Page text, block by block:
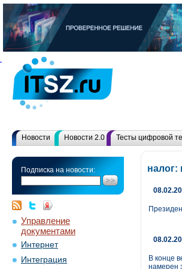
Новости Новости 2.0 Тесты цифровой
Подписка на новости:
Управление
документами
Интернет
Интеграция
В конце
намерен